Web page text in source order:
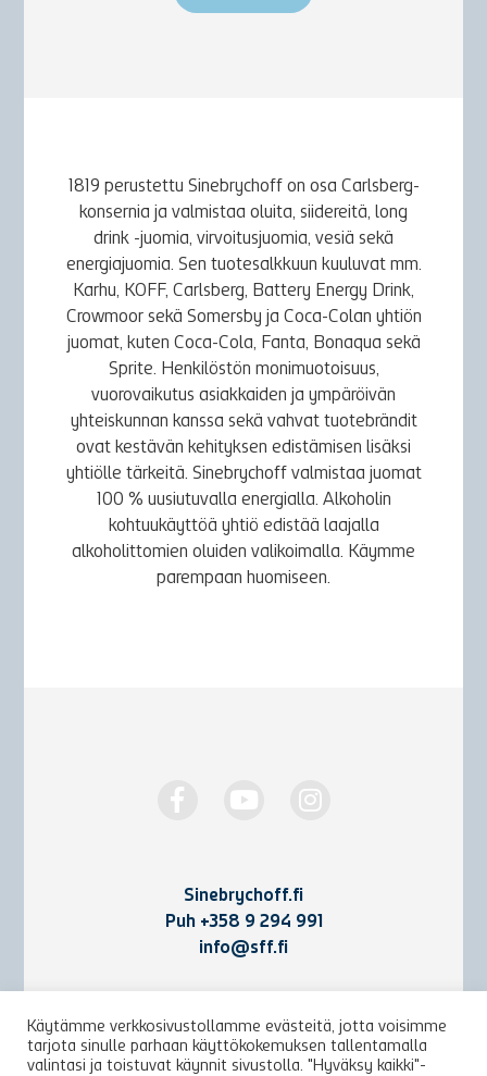
1819 perustettu Sinebrychoff on osa Carlsberg-
konsernia ja valmistaa oluita, siidereitä, long
drink -juomia, virvoitusjuomia, vesiä sekä
energiajuomia. Sen tuotesalkkuun kuuluvat mm.
Karhu, KOFF, Carlsberg, Battery Energy Drink,
Crowmoor sekä Somersby ja Coca-Colan yhtiön
juomat, kuten Coca-Cola, Fanta, Bonaqua sekä
Sprite. Henkilöstön monimuotoisuus,
vuorovaikutus asiakkaiden ja ympäröivän
yhteiskunnan kanssa sekä vahvat tuotebrändit
ovat kestävän kehityksen edistämisen lisäksi
yhtiölle tärkeitä. Sinebrychoff valmistaa juomat
100 % uusiutuvalla energialla. Alkoholin
kohtuukäyttöä yhtiö edistää laajalla
alkoholittomien oluiden valikoimalla. Käymme
parempaan huomiseen.
Sinebrychoff.fi
Puh +358 9 294 991
info@sff.fi
Yhteystiedot
Käyttöehdot ja rekisteriseloste
Käytämme verkkosivustollamme evästeitä, jotta voisimme
tarjota sinulle parhaan käyttökokemuksen tallentamalla
valintasi ja toistuvat käynnit sivustolla. "Hyväksy kaikki"-